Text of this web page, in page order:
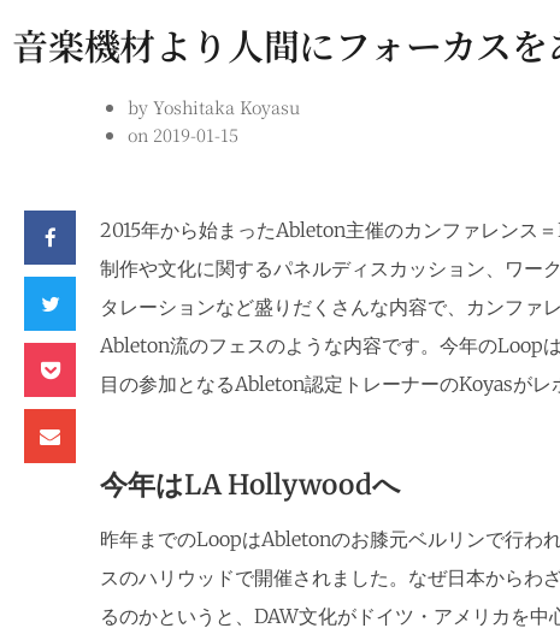
音楽機材より人間にフォーカス
byYoshitaka Koyasu
on 2019-01-15
2015年から始まったAbleton主催のカンファレンス
制作や文化に関するパネルディスカッション、ワー
タレーションなど盛りだくさんな内容で、カンファ
Ableton流のフェスのような内容です。今年のLoop
目の参加となるAbleton認定トレーナーのKoyasがレ
今年はLA Hollywoodへ
昨年までのLoopはAbletonのお膝元ベルリンで行わ
スのハリウッドで開催されました。なぜ日本からわ
るのかというと、DAW文化がドイツ・アメリカを中